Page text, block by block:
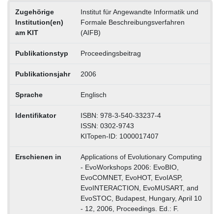
Zugehörige
Institution(en)
am KIT
Institut für Angewandte Informatik und
Formale Beschreibungsverfahren
(AIFB)
Publikationstyp Proceedingsbeitrag
Publikationsjahr 2006
Sprache Englisch
Identifikator
ISBN: 978-3-540-33237-4
ISSN: 0302-9743
KITopen-ID: 1000017407
Erschienen in
Applications of Evolutionary Computing
- EvoWorkshops 2006: EvoBIO,
EvoCOMNET, EvoHOT, EvoIASP,
EvoINTERACTION, EvoMUSART, and
EvoSTOC, Budapest, Hungary, April 10
- 12, 2006, Proceedings. Ed.: F.